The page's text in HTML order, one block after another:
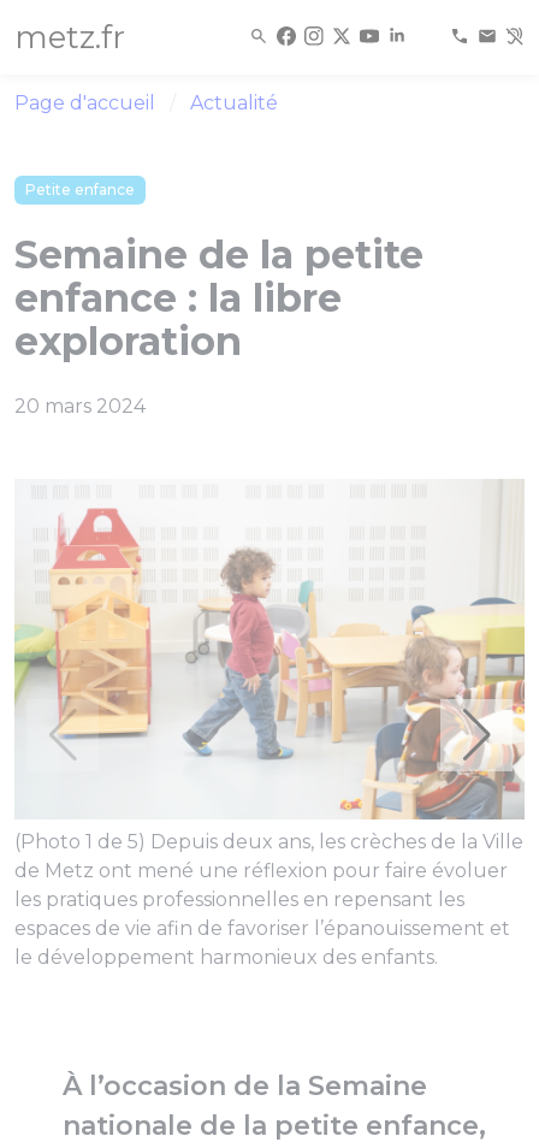
metz.fr
Page d'accueil Actualité
Petite enfance
Semaine de la petite
enfance : la libre
exploration
20 mars 2024
(Photo 1 de 5) Depuis deux ans, les crèches de la Ville
de Metz ont mené une réflexion pour faire évoluer
les pratiques professionnelles en repensant les
espaces de vie afin de favoriser l’épanouissement et
le développement harmonieux des enfants.
À l’occasion de la Semaine
nationale de la petite enfance,